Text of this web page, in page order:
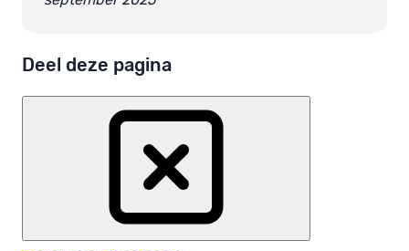
Deel deze pagina